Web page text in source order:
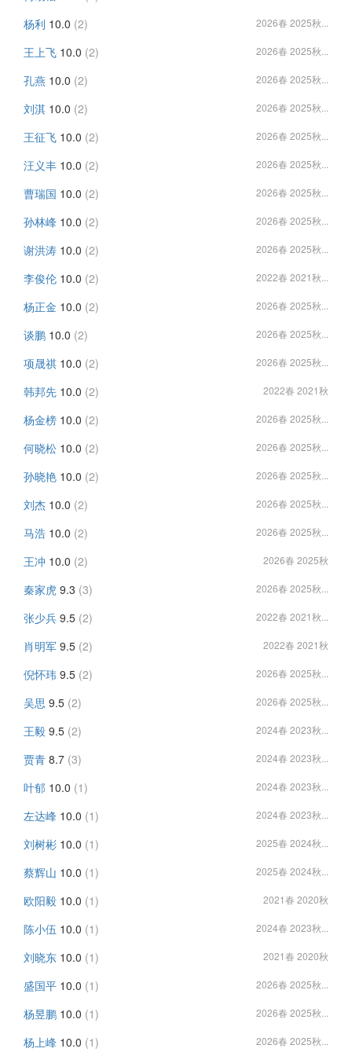
杨利 10.0 (2) 2026春 2025秋...
王上飞 10.0 (2) 2026春 2025秋...
孔燕 10.0 (2) 2026春 2025秋...
刘淇 10.0 (2) 2026春 2025秋...
王征飞 10.0 (2) 2026春 2025秋...
汪义丰 10.0 (2) 2026春 2025秋...
曹瑞国 10.0 (2) 2026春 2025秋...
孙林峰 10.0 (2) 2026春 2025秋...
谢洪涛 10.0 (2) 2026春 2025秋...
李俊伦 10.0 (2) 2022春 2021秋...
杨正金 10.0 (2) 2026春 2025秋...
谈鹏 10.0 (2) 2026春 2025秋...
项晟祺 10.0 (2) 2026春 2025秋...
韩邦先 10.0 (2) 2022春 2021秋
杨金榜 10.0 (2) 2026春 2025秋...
何晓松 10.0 (2) 2026春 2025秋...
孙晓艳 10.0 (2) 2026春 2025秋...
刘杰 10.0 (2) 2026春 2025秋...
马浩 10.0 (2) 2026春 2025秋...
王冲 10.0 (2) 2026春 2025秋
秦家虎 9.3 (3) 2026春 2025秋...
张少兵 9.5 (2) 2022春 2021秋...
肖明军 9.5 (2) 2022春 2021秋
倪怀玮 9.5 (2) 2026春 2025秋...
吴思 9.5 (2) 2026春 2025秋...
王毅 9.5 (2) 2024春 2023秋...
贾青 8.7 (3) 2024春 2023秋...
叶郁 10.0 (1) 2024春 2023秋...
左达峰 10.0 (1) 2024春 2023秋...
刘树彬 10.0 (1) 2025春 2024秋...
蔡辉山 10.0 (1) 2025春 2024秋...
欧阳毅 10.0 (1) 2021春 2020秋
陈小伍 10.0 (1) 2024春 2023秋...
刘晓东 10.0 (1) 2021春 2020秋
盛国平 10.0 (1) 2026春 2025秋...
杨昱鹏 10.0 (1) 2026春 2025秋...
杨上峰 10.0 (1) 2026春 2025秋...